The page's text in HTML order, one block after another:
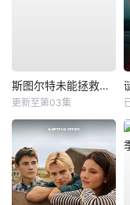
斯图尔特未能拯救宇宙
更新至第03集